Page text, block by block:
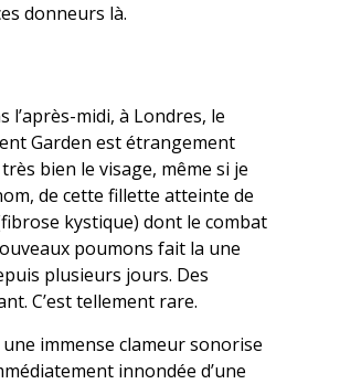
donneurs là.
l’après-midi, à Londres, le
Garden est étrangement
bien le visage, même si je
de cette fillette atteinte de
kystique) dont le combat
poumons fait la une
plusieurs jours. Des
C’est tellement rare.
une immense clameur sonorise
innondée d’une